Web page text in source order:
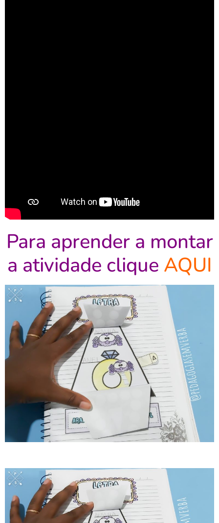
Para aprender a montar
a atividade clique AQUI